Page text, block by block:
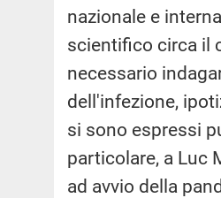
nazionale e
scientifico circa il
necessario
dell'infezione,
si sono espressi
particolare, a Luc
ad avvio della